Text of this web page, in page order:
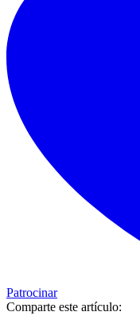
Patrocinar
Comparte este artículo: